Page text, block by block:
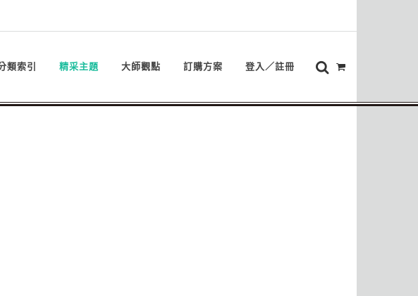
類索引 精采主題 大師觀點 訂購方案 登入／註冊